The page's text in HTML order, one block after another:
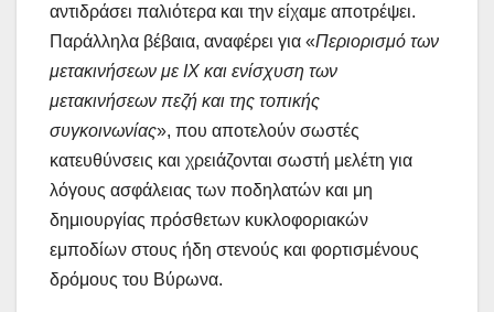
αντιδράσει παλιότερα και την είχαμε αποτρέψει.
Παράλληλα βέβαια, αναφέρει για «Περιορισμό των
μετακινήσεων με ΙΧ και ενίσχυση των
μετακινήσεων πεζή και της τοπικής
συγκοινωνίας», που αποτελούν σωστές
κατευθύνσεις και χρειάζονται σωστή μελέτη για
λόγους ασφάλειας των ποδηλατών και μη
δημιουργίας πρόσθετων κυκλοφοριακών
εμποδίων στους ήδη στενούς και φορτισμένους
δρόμους του Βύρωνα.